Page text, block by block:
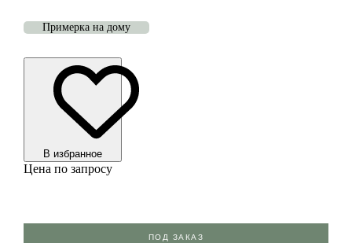
Примерка на дому
В избранноe
Цена по запросу
ПОД ЗАКАЗ